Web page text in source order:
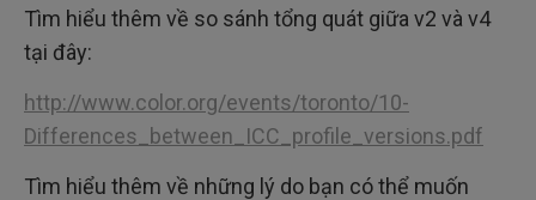
Tìm hiểu thêm về so sánh tổng quát giữa v2 và v4
tại đây:
http://www.color.org/events/toronto/10-
Differences_between_ICC_profile_versions.pdf
Tìm hiểu thêm về những lý do bạn có thể muốn